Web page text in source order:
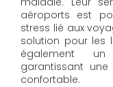
aéroports est
stress lié aux
solution pour les
également
garantissant
confortable.